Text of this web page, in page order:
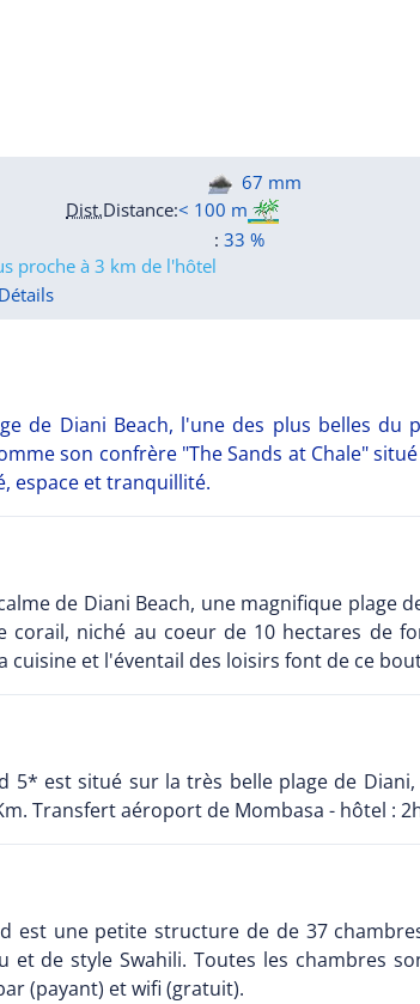
67 mm
Dist.Distance:< 100 m
:33 %
proche à 3 km de l'hôtel
Détails
de Diani Beach, l'une des plus belles
son confrère "The Sands at Chale"
espace et tranquillité.
de Diani Beach, une magnifique plage
corail, niché au coeur de 10 hectares de
cuisine et l'éventail des loisirs font de ce
5* est situé sur la très belle plage de
Transfert aéroport de Mombasa - hôtel :
est une petite structure de de 37
et de style Swahili. Toutes les chambres
(payant) et wifi (gratuit).